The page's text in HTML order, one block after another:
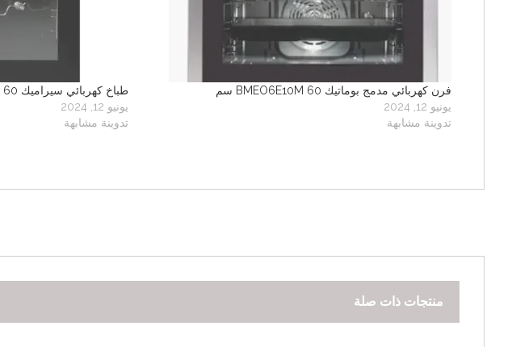
فرن كهربائي مدمج بوماتيك BMEO6E10M 60 سم
يونيو 12, 2024
تدوينة مشابهة
طباخ كهربائي سيراميك PMECEE6ESS 60 سم
يونيو 12, 2024
تدوينة مشابهة
منتجات ذات صلة